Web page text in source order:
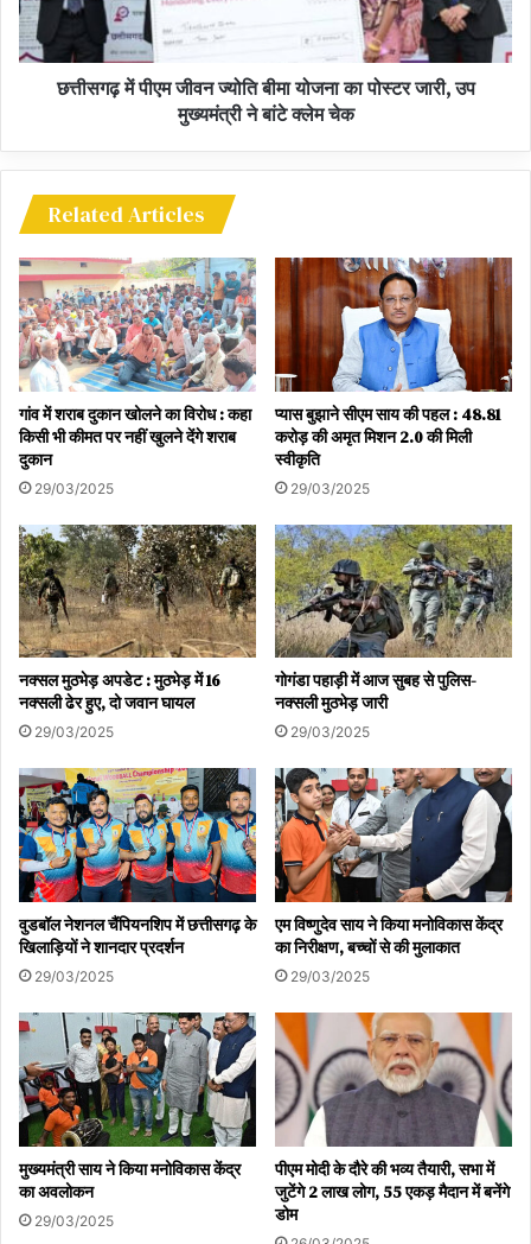
छत्तीसगढ़ में पीएम जीवन ज्योति बीमा योजना का पोस्टर जारी, उप
मुख्यमंत्री ने बांटे क्लेम चेक
Related Articles
गांव में शराब दुकान खोलने का विरोध : कहा
किसी भी कीमत पर नहीं खुलने देंगे शराब
दुकान
29/03/2025
प्यास बुझाने सीएम साय की पहल : 48.81
करोड़ की अमृत मिशन 2.0 की मिली
स्वीकृति
29/03/2025
नक्सल मुठभेड़ अपडेट : मुठभेड़ में 16
नक्सली ढेर हुए, दो जवान घायल
29/03/2025
गोगंडा पहाड़ी में आज सुबह से पुलिस-
नक्सली मुठभेड़ जारी
29/03/2025
वुडबॉल नेशनल चैंपियनशिप में छत्तीसगढ़ के
खिलाड़ियों ने शानदार प्रदर्शन
29/03/2025
एम विष्णुदेव साय ने किया मनोविकास केंद्र
का निरीक्षण, बच्चों से की मुलाकात
29/03/2025
मुख्यमंत्री साय ने किया मनोविकास केंद्र
का अवलोकन
29/03/2025
पीएम मोदी के दौरे की भव्य तैयारी, सभा में
जुटेंगे 2 लाख लोग, 55 एकड़ मैदान में बनेंगे
डोम